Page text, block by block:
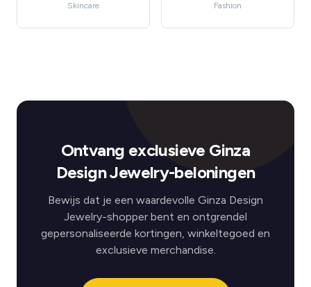
Skincare Fashion
Ontvang exclusieve Ginza
Design Jewelry-beloningen
Bewijs dat je een waardevolle Ginza Design
Jewelry-shopper bent en ontgrendel
gepersonaliseerde kortingen, winkeltegoed en
exclusieve merchandise.